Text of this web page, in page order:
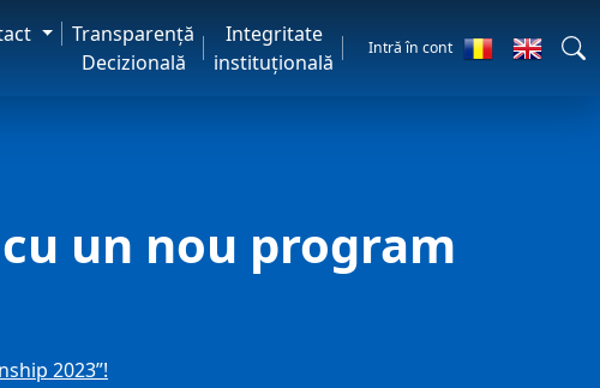
Transparență
Decizională
Integritate
instituțională
Intră în cont
un nou program
2023”!